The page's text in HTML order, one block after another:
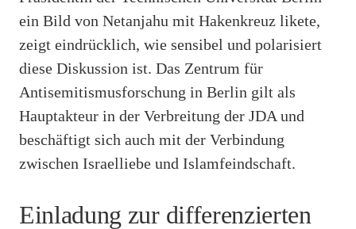
ein Bild von Netanjahu mit Hakenkreuz likete,
zeigt eindrücklich, wie sensibel und polarisiert
diese Diskussion ist. Das Zentrum für
Antisemitismusforschung in Berlin gilt als
Hauptakteur in der Verbreitung der JDA und
beschäftigt sich auch mit der Verbindung
zwischen Israelliebe und Islamfeindschaft.
Einladung zur differenzierten